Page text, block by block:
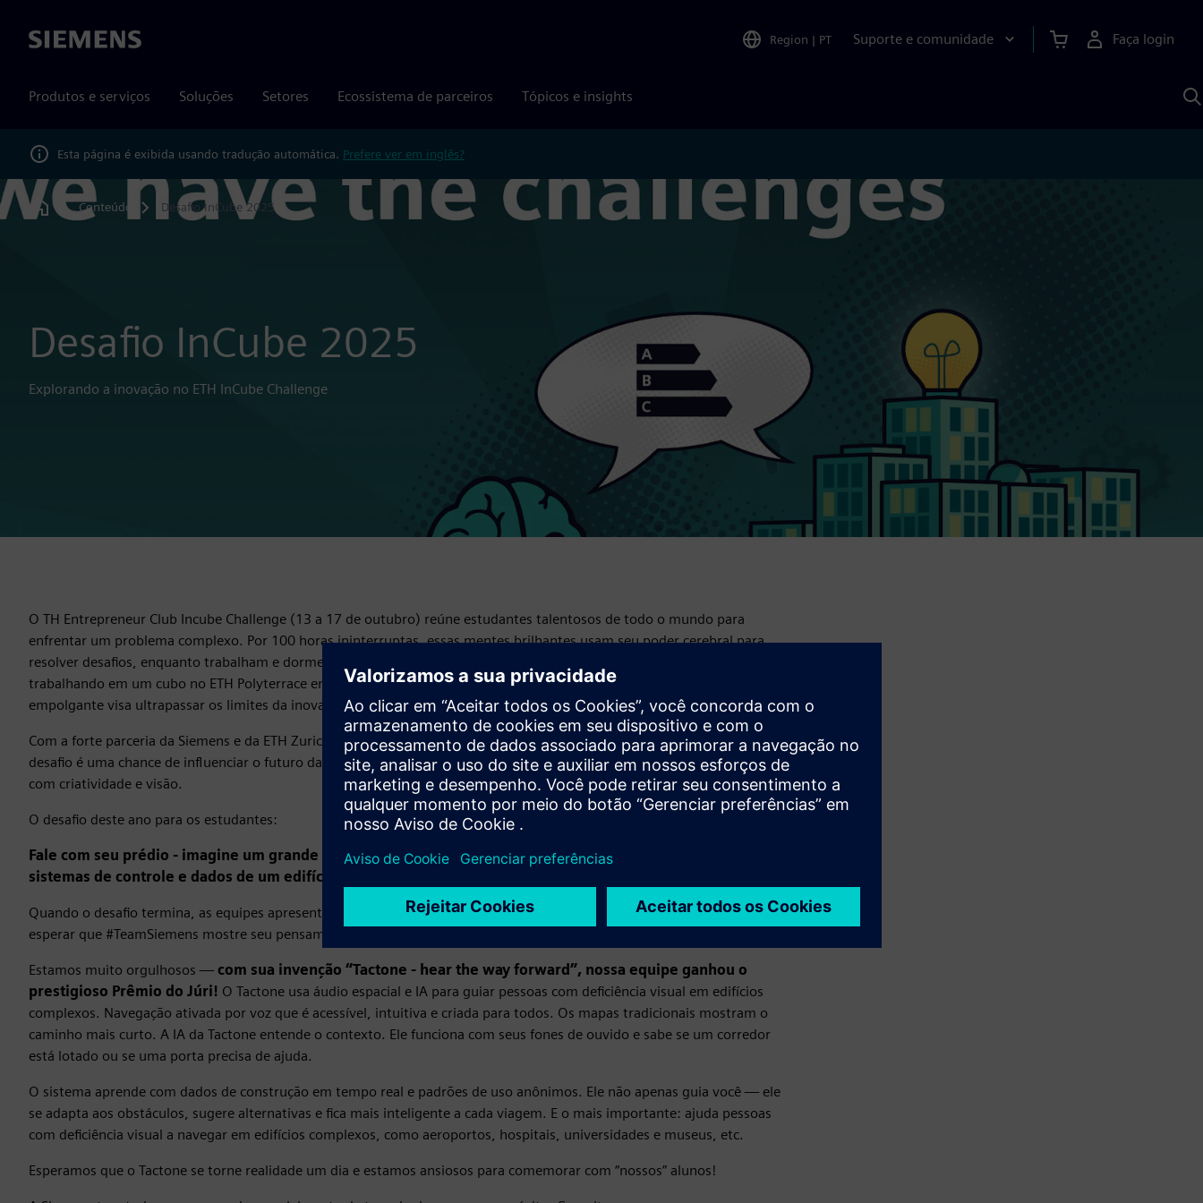
Siemens Region | PT Suporte e comunidade Faça login
Produtos e serviços Soluções Setores Ecossistema de parceiros Tópicos e insights
Esta página é exibida usando tradução automática. Prefere ver em inglês?
Home
Conteúdo Desafio InCube 2025
Desafio InCube 2025
Explorando a inovação no ETH InCube Challenge
O TH Entrepreneur Club Incube Challenge (13 a 17 de outubro) reúne estudantes talentosos de todo o mundo para
enfrentar um problema complexo. Por 100 horas ininterruptas, essas mentes brilhantes usam seu poder cerebral para
resolver desafios, enquanto trabalham e dormem em diferentes cubos de vidro na Suíça. Nosso #TeamSiemens estava
trabalhando em um cubo no ETH Polyterrace em Zurique, criando soluções nas áreas de edifícios e IA. Este evento
empolgante visa ultrapassar os limites da inovação, eficiência e sustentabilidade.
Com a forte parceria da Siemens e da ETH Zurich, os participantes obtêm acesso a conhecimentos e insights valiosos. O
desafio é uma chance de influenciar o futuro da tecnologia e da infraestrutura, resolvendo problemas do mundo real
com criatividade e visão.
O desafio deste ano para os estudantes:
Fale com seu prédio - imagine um grande modelo de linguagem (LLM) perfeitamente integrado a todos os
sistemas de controle e dados de um edifício moderno.
Quando o desafio termina, as equipes apresentam seus projetos incríveis para um público entusiasmado. Mal podemos
esperar que #TeamSiemens mostre seu pensamento inovador e seu compromisso com ideias impactantes.
Estamos muito orgulhosos —com sua invenção “Tactone - hear the way forward”, nossa equipe ganhou o
prestigioso Prêmio do Júri! O Tactone usa áudio espacial e IA para guiar pessoas com deficiência visual em edifícios
complexos. Navegação ativada por voz que é acessível, intuitiva e criada para todos. Os mapas tradicionais mostram o
caminho mais curto. A IA da Tactone entende o contexto. Ele funciona com seus fones de ouvido e sabe se um corredor
está lotado ou se uma porta precisa de ajuda.
O sistema aprende com dados de construção em tempo real e padrões de uso anônimos. Ele não apenas guia você — ele
se adapta aos obstáculos, sugere alternativas e fica mais inteligente a cada viagem. E o mais importante: ajuda pessoas
com deficiência visual a navegar em edifícios complexos, como aeroportos, hospitais, universidades e museus, etc.
Esperamos que o Tactone se torne realidade um dia e estamos ansiosos para comemorar com “nossos” alunos!